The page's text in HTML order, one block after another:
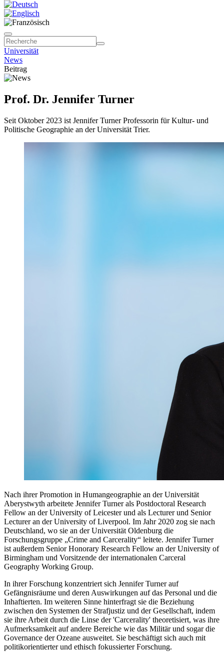
Universität
News
Beitrag
Prof. Dr. Jennifer Turner
Seit Oktober 2023 ist Jennifer Turner Professorin für Kultur- und
Politische Geographie an der Universität Trier.
Nach ihrer Promotion in Humangeographie an der Universität
Aberystwyth arbeitete Jennifer Turner als Postdoctoral Research
Fellow an der University of Leicester und als Lecturer und Senior
Lecturer an der University of Liverpool. Im Jahr 2020 zog sie nach
Deutschland, wo sie an der Universität Oldenburg die
Forschungsgruppe „Crime and Carcerality“ leitete. Jennifer Turner
ist außerdem Senior Honorary Research Fellow an der University of
Birmingham und Vorsitzende der internationalen Carceral
Geography Working Group.
In ihrer Forschung konzentriert sich Jennifer Turner auf
Gefängnisräume und deren Auswirkungen auf das Personal und die
Inhaftierten. Im weiteren Sinne hinterfragt sie die Beziehung
zwischen den Systemen der Strafjustiz und der Gesellschaft, indem
sie ihre Arbeit durch die Linse der 'Carcerality' theoretisiert, was ihre
Aufmerksamkeit auf andere Bereiche wie das Militär und sogar die
Governance der Ozeane ausweitet. Sie beschäftigt sich auch mit
politikorientierter und ethisch fokussierter Forschung.